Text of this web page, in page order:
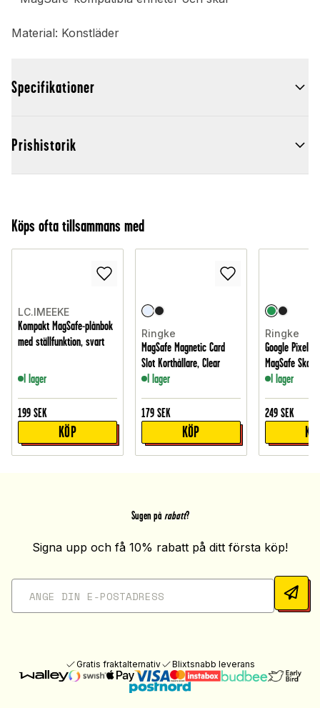
Material: Konstläder
Specifikationer
Prishistorik
Köps ofta tillsammans med
LC.IMEEKE
Kompakt MagSafe-plånbok
med ställfunktion, svart
I lager
199 SEK
KÖP
Ringke
MagSafe Magnetic Card
Slot Korthållare, Clear
I lager
179 SEK
KÖP
Ringke
Google Pixel
MagSafe Skal,
I lager
249 SEK
Sugen på rabatt?
Signa upp och få 10% rabatt på ditt första köp!
Gratis fraktalternativ Blixtsnabb leverans